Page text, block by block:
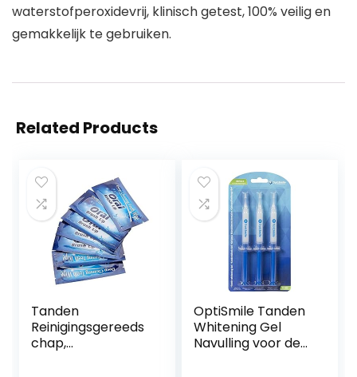
waterstofperoxidevrij, klinisch getest, 100% veilig en
gemakkelijk te gebruiken.
Related Products
Tanden
Reinigingsgereeds
chap,
OptiSmile Tanden
Whitening Gel
Navulling voor de